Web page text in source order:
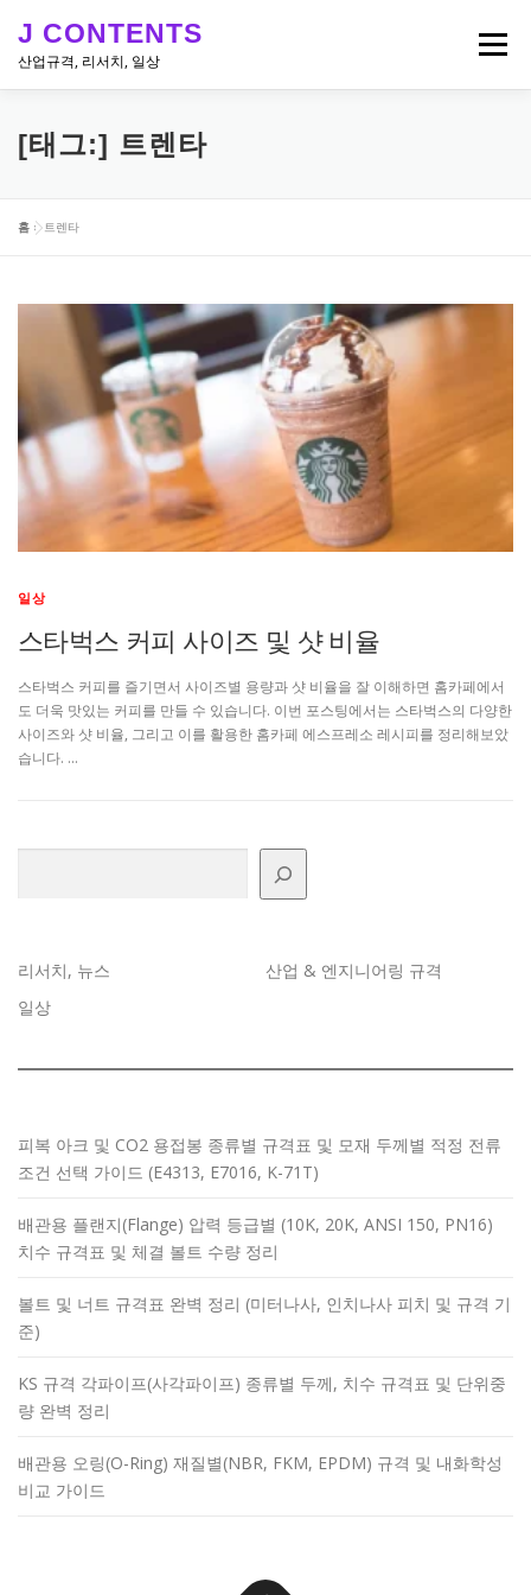
J CONTENTS
산업규격, 리서치, 일상
메뉴
리서치, 뉴스 산업 & 엔지니어링 규격
[태그:] 트렌타
홈 »트렌타
일상
스타벅스 커피 사이즈 및 샷 비율
스타벅스 커피를 즐기면서 사이즈별 용량과 샷 비율을 잘 이해하면 홈카페에서
도 더욱 맛있는 커피를 만들 수 있습니다. 이번 포스팅에서는 스타벅스의 다양한
사이즈와 샷 비율, 그리고 이를 활용한 홈카페 에스프레소 레시피를 정리해보았
습니다. …
리서치, 뉴스
산업 & 엔지니어링 규격
일상
피복 아크 및 CO2 용접봉 종류별 규격표 및 모재 두께별 적정 전류
조건 선택 가이드 (E4313, E7016, K-71T)
배관용 플랜지(Flange) 압력 등급별 (10K, 20K, ANSI 150, PN16)
치수 규격표 및 체결 볼트 수량 정리
볼트 및 너트 규격표 완벽 정리 (미터나사, 인치나사 피치 및 규격 기
준)
KS 규격 각파이프(사각파이프) 종류별 두께, 치수 규격표 및 단위중
량 완벽 정리
배관용 오링(O-Ring) 재질별(NBR, FKM, EPDM) 규격 및 내화학성
비교 가이드